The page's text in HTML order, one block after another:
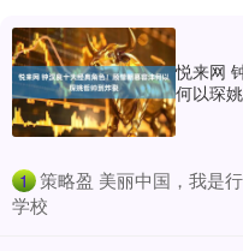
悦来网
何以琛
1 策略盈 美丽中国，我是
学校